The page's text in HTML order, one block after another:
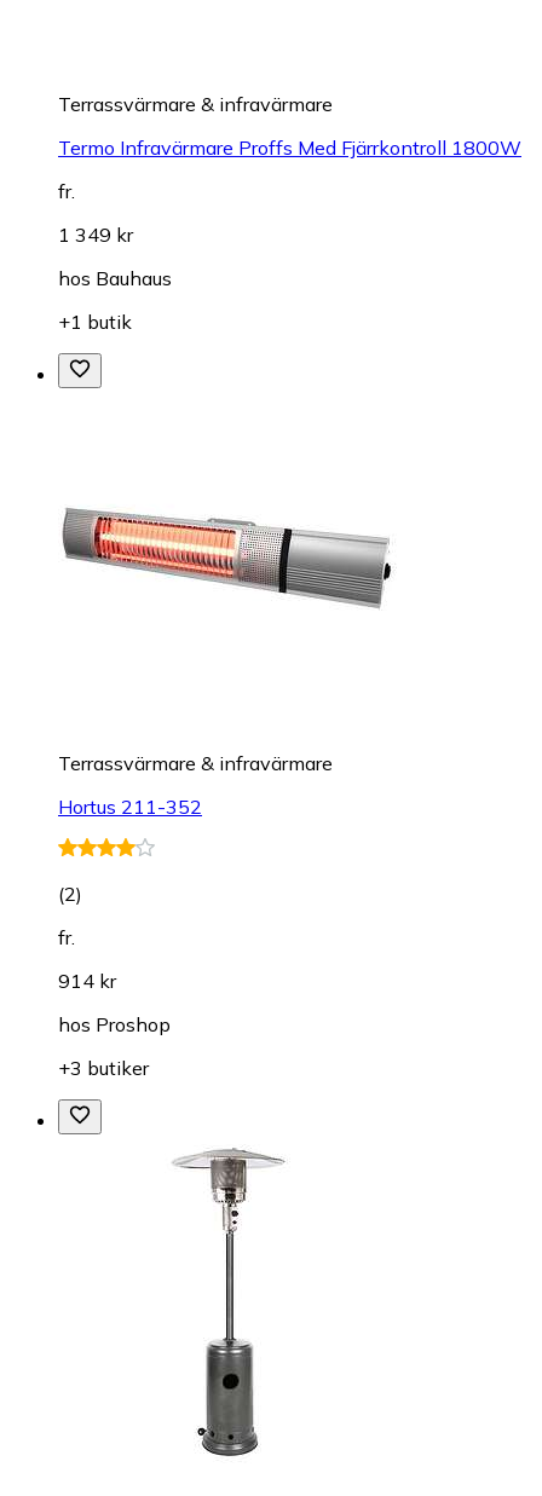
Terrassvärmare & infravärmare
Termo Infravärmare Proffs Med Fjärrkontroll 1800W
fr.
1 349 kr
hos Bauhaus
+1 butik
Terrassvärmare & infravärmare
Hortus 211-352
(2)
fr.
914 kr
hos Proshop
+3 butiker